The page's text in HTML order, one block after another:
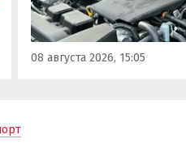
эксплуатации. Тем не
Autonews составил ТОП-3
надежных бензиновых
моторов, которые могут не
08 августа 2026, 15:05